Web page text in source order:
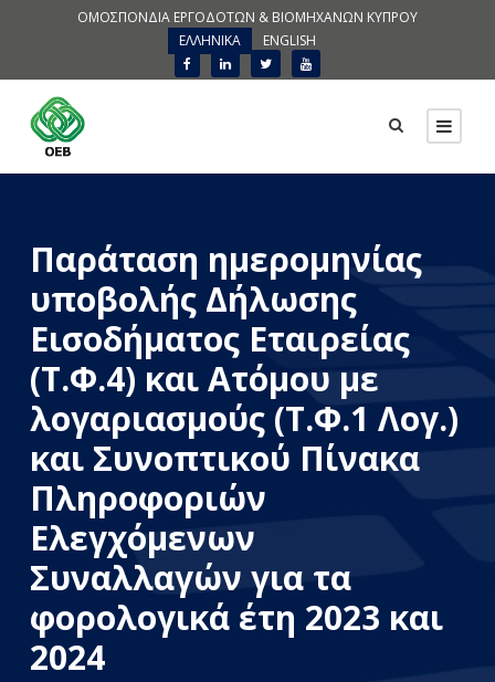
ΟΜΟΣΠΟΝΔΙΑ ΕΡΓΟΔΟΤΩΝ & ΒΙΟΜΗΧΑΝΩΝ ΚΥΠΡΟΥ
ΕΛΛΗΝΙΚΑ
ENGLISH
Παράταση ημερομηνίας
υποβολής Δήλωσης
Εισοδήματος Εταιρείας
(Τ.Φ.4) και Ατόμου με
λογαριασμούς (Τ.Φ.1 Λογ.)
και Συνοπτικού Πίνακα
Πληροφοριών
Ελεγχόμενων
Συναλλαγών για τα
φορολογικά έτη 2023 και
2024